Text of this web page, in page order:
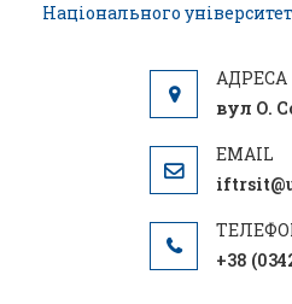
Національного
вул О.
+38